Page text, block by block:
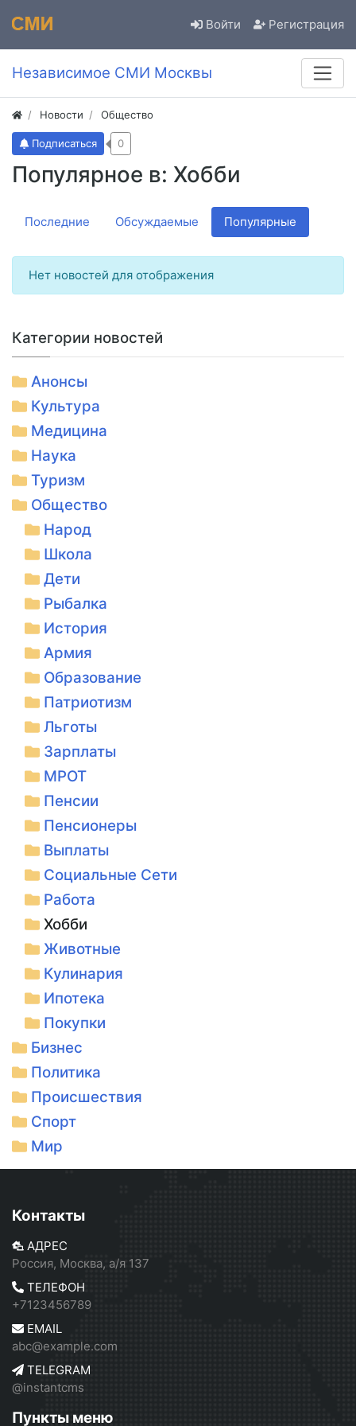
Войти Регистрация
Независимое СМИ Москвы
Новости Общество
Популярное в: Хобби
Подписаться 0
Последние Обсуждаемые Популярные
Нет новостей для отображения
Категории новостей
Анонсы
Культура
Медицина
Наука
Туризм
Общество
Народ
Школа
Дети
Рыбалка
История
Армия
Образование
Патриотизм
Льготы
Зарплаты
МРОТ
Пенсии
Пенсионеры
Выплаты
Социальные Сети
Работа
Хобби
Животные
Кулинария
Ипотека
Покупки
Бизнес
Политика
Происшествия
Спорт
Мир
Контакты
АДРЕС
Россия, Москва, а/я 137
ТЕЛЕФОН
+7123456789
EMAIL
abc@example.com
TELEGRAM
@instantcms
Пункты меню